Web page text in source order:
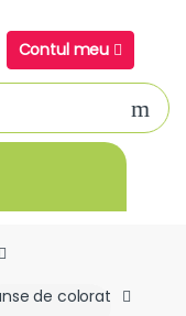
Contul meu
de colorat